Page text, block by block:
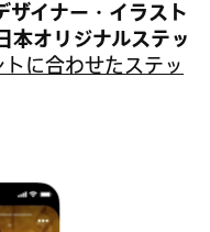
ザイナー・イラスト
本オリジナルステッ
に合わせたステッ